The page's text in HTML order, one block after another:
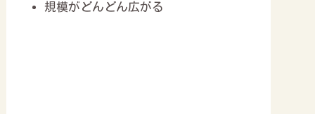
規模がどんどん広がる